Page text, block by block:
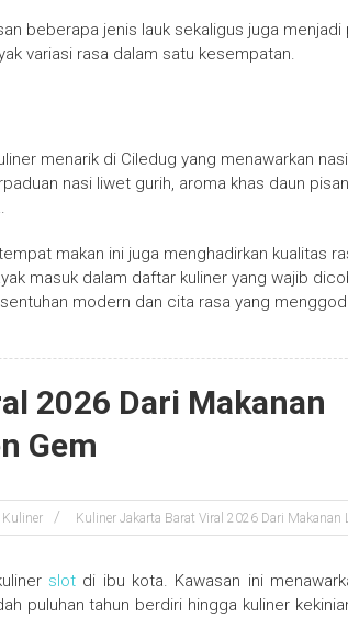
beberapa jenis lauk sekaligus juga menjadi
variasi rasa dalam satu kesempatan.
menarik di Ciledug yang menawarkan
nasi liwet gurih, aroma khas daun
makan ini juga menghadirkan kualitas
masuk dalam daftar kuliner yang wajib
modern dan cita rasa yang
2026 Dari Makanan
Gem
Kuliner Kuliner Jakarta Barat Viral 2026 Dari Makanan
slotdi ibu kota. Kawasan ini
puluhan tahun berdiri hingga kuliner